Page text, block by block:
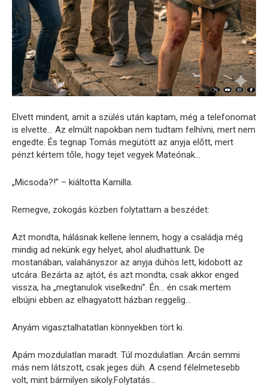
Elvett mindent, amit a szülés után kaptam, még a telefonomat
is elvette… Az elmúlt napokban nem tudtam felhívni, mert nem
engedte. És tegnap Tomás megütött az anyja előtt, mert
pénzt kértem tőle, hogy tejet vegyek Mateónak…
„Micsoda?!” – kiáltotta Kamilla.
Remegve, zokogás közben folytattam a beszédet:
Azt mondta, hálásnak kellene lennem, hogy a családja még
mindig ad nekünk egy helyet, ahol aludhattunk. De
mostanában, valahányszor az anyja dühös lett, kidobott az
utcára. Bezárta az ajtót, és azt mondta, csak akkor enged
vissza, ha „megtanulok viselkedni”. Én… én csak mertem
elbújni ebben az elhagyatott házban reggelig…
Anyám vigasztalhatatlan könnyekben tört ki.
Apám mozdulatlan maradt. Túl mozdulatlan. Arcán semmi
más nem látszott, csak jeges düh. A csend félelmetesebb
volt, mint bármilyen sikoly.Folytatás…